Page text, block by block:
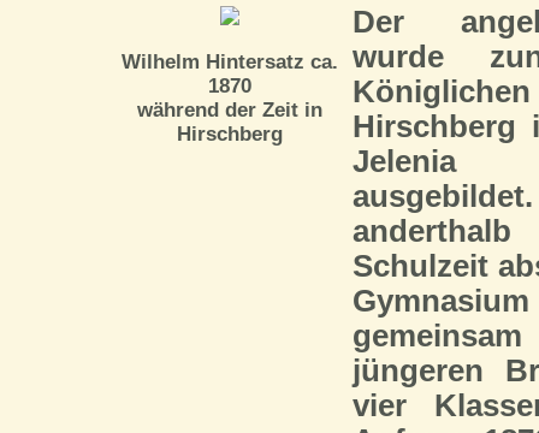
Wilhelm Hintersatz ca.
1870
während der Zeit in
Hirschberg
Der
wurde
Hirschberg
Jelenia
Schulzeit
jüngeren
vier